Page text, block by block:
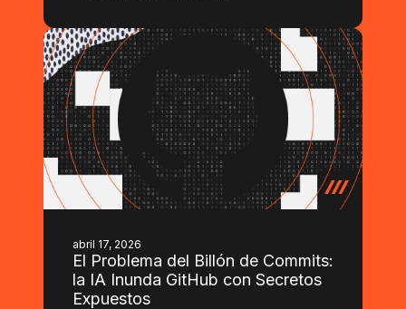
abril 17, 2026
El Problema del Billón de Commits:
la IA Inunda GitHub con Secretos
Expuestos